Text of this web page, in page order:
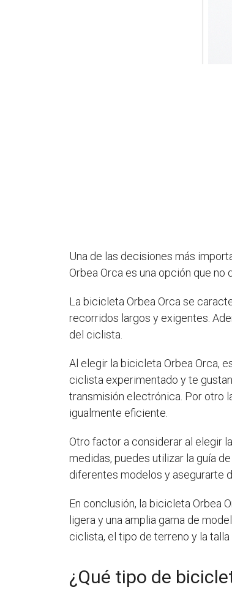
Una de las decisiones más
Orbea Orca es una opción que no
La bicicleta Orbea Orca se
recorridos largos y exigentes.
del ciclista.
Al elegir la bicicleta Orbea Orca,
ciclista experimentado y te
transmisión electrónica. Por otro
igualmente eficiente.
Otro factor a considerar al elegir
medidas, puedes utilizar la guía
diferentes modelos y asegurarte
En conclusión, la bicicleta Orbea
ligera y una amplia gama de
ciclista, el tipo de terreno y la
¿Qué tipo de